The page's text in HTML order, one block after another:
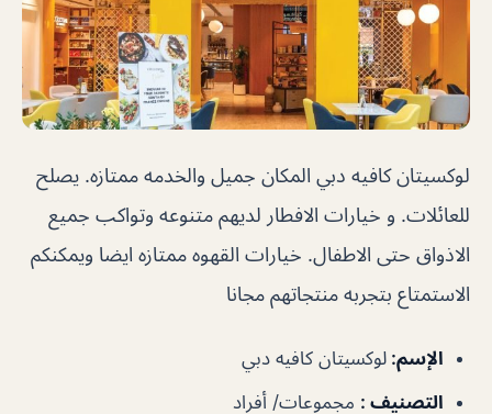
لوكسيتان كافيه دبي المكان جميل والخدمه ممتازه. يصلح
للعائلات. و خيارات الافطار لديهم متنوعه وتواكب جميع
الاذواق حتى الاطفال. خيارات القهوه ممتازه ايضا ويمكنكم
الاستمتاع بتجربه منتجاتهم مجانا
الإسم: لوكسيتان كافيه دبي
التصنيف : مجموعات/ أفراد